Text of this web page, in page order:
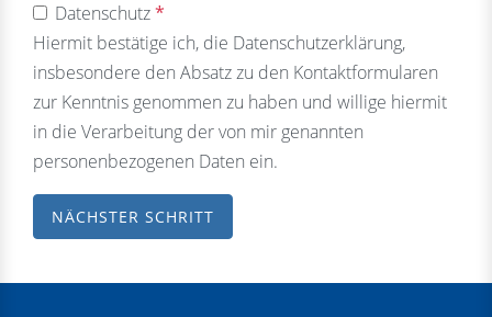
Datenschutz*
Hiermit bestätige ich, die Datenschutzerklärung,
insbesondere den Absatz zu den Kontaktformularen
zur Kenntnis genommen zu haben und willige hiermit
in die Verarbeitung der von mir genannten
personenbezogenen Daten ein.
NÄCHSTER SCHRITT